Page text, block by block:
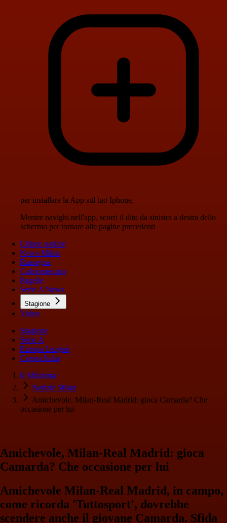
per installare la App sul tuo Iphone.
Mentre navighi nell'app, scorri il dito da sinistra a destra dello
schermo per tornare alle pagine precedenti
Ultime notizie
News Milan
Rassegna
Calciomercato
Pagelle
Serie A News
Stagione
Video
Stagione
Serie A
Europa League
Coppa Italia
Il Milanista
Notizie Milan
Amichevole, Milan-Real Madrid: gioca Camarda? Che
occasione per lui
Amichevole, Milan-Real Madrid: gioca
Camarda? Che occasione per lui
Amichevole Milan-Real Madrid, in campo,
come ricorda 'Tuttosport', dovrebbe
scendere anche il giovane Camarda. Sfida